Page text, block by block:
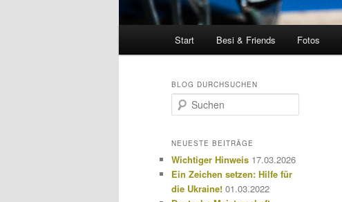
Start Besi & Friends Fotos
BLOG DURCHSUCHEN
u
h
n
NEUESTE BEITRÄGE
Wichtiger Hinweis 17.03.2026
Ein Zeichen setzen: Hilfe für
die Ukraine! 01.03.2022